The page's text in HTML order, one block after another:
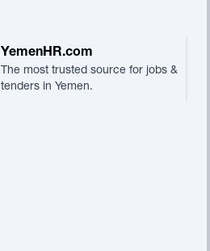
YemenHR.com
The most trusted source for jobs &
tenders in Yemen.